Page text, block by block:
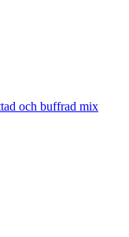
och buffrad mix